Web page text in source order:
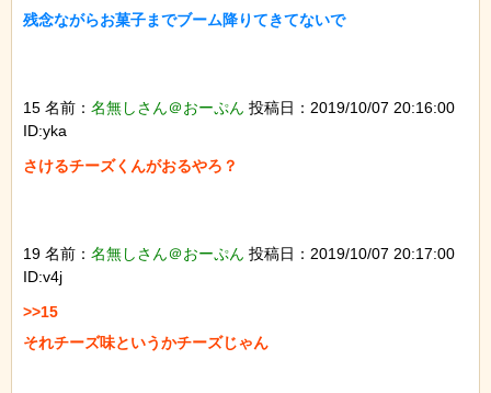
残念ながらお菓子までブーム降りてきてないで
15 名前： 名無しさん＠おーぷん 投稿日：2019/10/07 20:16:00
ID:yka
さけるチーズくんがおるやろ？
19 名前： 名無しさん＠おーぷん 投稿日：2019/10/07 20:17:00
ID:v4j
>>15
それチーズ味というかチーズじゃん